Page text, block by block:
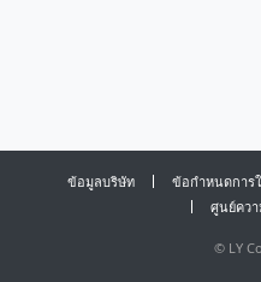
ข้อมูลบริษัท ข้อกำหนดการ
ศูนย์คว
© LY